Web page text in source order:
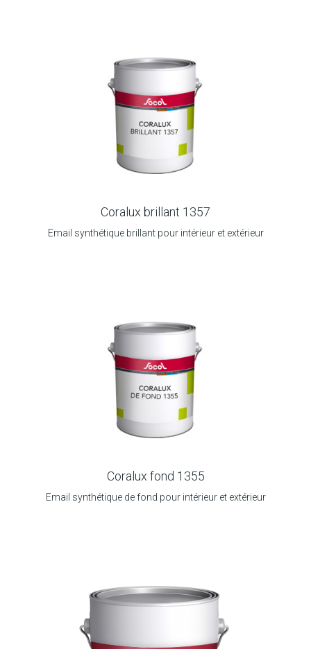
Coralux brillant 1357
Email synthétique brillant pour intérieur et extérieur
Coralux fond 1355
Email synthétique de fond pour intérieur et extérieur